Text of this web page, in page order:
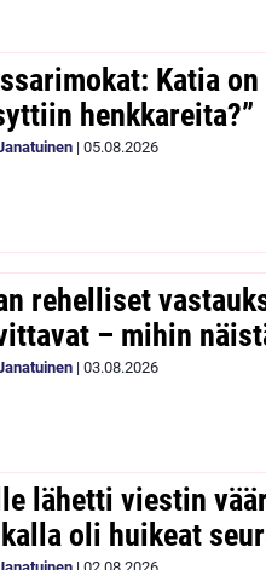
Katia
henkkareita?”
| 05.08.2026
rehelliset
– mihin
| 03.08.2026
lähetti viestin
oli huikeat